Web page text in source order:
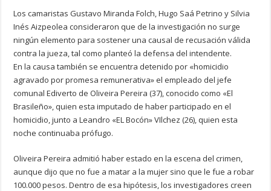
Los camaristas Gustavo Miranda Folch, Hugo Saá Petrino y Silvia
Inés Aizpeolea consideraron que de la investigación no surge
ningún elemento para sostener una causal de recusación válida
contra la jueza, tal como planteó la defensa del intendente.
En la causa también se encuentra detenido por «homicidio
agravado por promesa remunerativa» el empleado del jefe
comunal Ediverto de Oliveira Pereira (37), conocido como «El
Brasileño», quien esta imputado de haber participado en el
homicidio, junto a Leandro «EL Bocón» VIlchez (26), quien esta
noche continuaba prófugo.
Oliveira Pereira admitió haber estado en la escena del crimen,
aunque dijo que no fue a matar a la mujer sino que le fue a robar
100.000 pesos. Dentro de esa hipótesis, los investigadores creen